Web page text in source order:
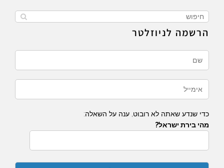
הרשמה לניוזלטר
כדי שנדע שאתה לא רובוט, ענה על השאלה:
מהי בירת ישראל?